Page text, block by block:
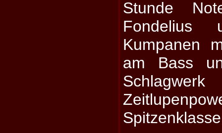
Stunde
Fondelius
Kumpanen
am Bass